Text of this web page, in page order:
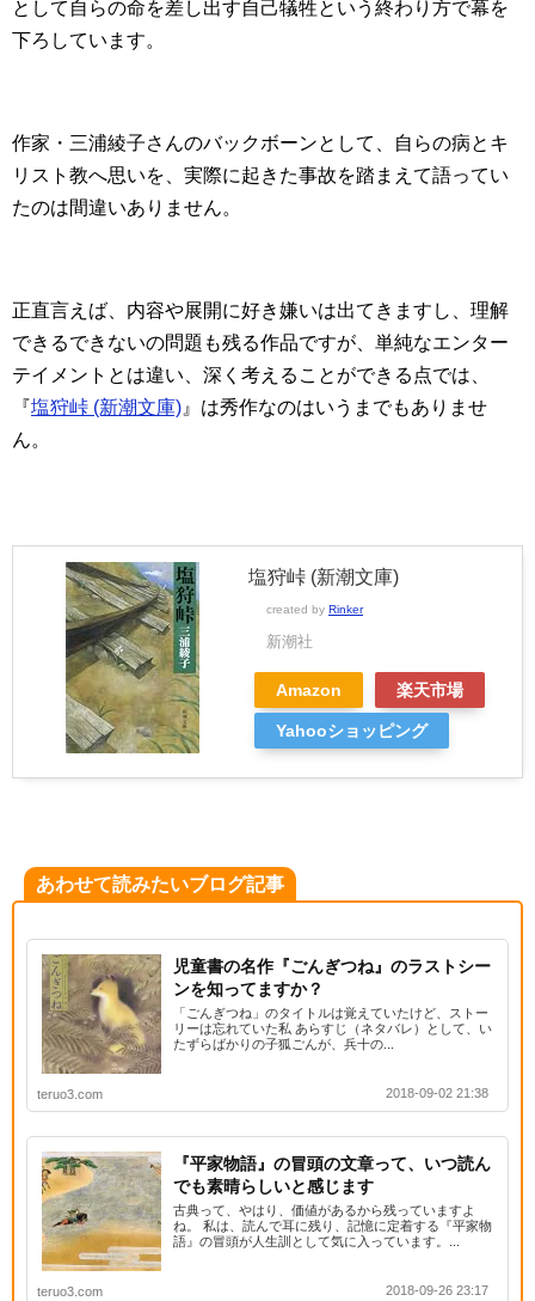
として自らの命を差し出す自己犠牲という終わり方で幕を
下ろしています。
作家・三浦綾子さんのバックボーンとして、自らの病とキ
リスト教へ思いを、実際に起きた事故を踏まえて語ってい
たのは間違いありません。
正直言えば、内容や展開に好き嫌いは出てきますし、理解
できるできないの問題も残る作品ですが、単純なエンター
テイメントとは違い、深く考えることができる点では、
『塩狩峠 (新潮文庫) 』は秀作なのはいうまでもありませ
ん。
塩狩峠 (新潮文庫)
created by Rinker
新潮社
Amazon 楽天市場
Yahooショッピング
あわせて読みたいブログ記事
児童書の名作『ごんぎつね』のラストシー
ンを知ってますか？
「ごんぎつね」のタイトルは覚えていたけど、ストー
リーは忘れていた私 あらすじ（ネタバレ）として、い
たずらばかりの子狐ごんが、兵十の...
teruo3.com 2018-09-02 21:38
『平家物語』の冒頭の文章って、いつ読ん
でも素晴らしいと感じます
古典って、やはり、価値があるから残っていますよ
ね。 私は、読んで耳に残り、記憶に定着する『平家物
語』の冒頭が人生訓として気に入っています。...
teruo3.com 2018-09-26 23:17